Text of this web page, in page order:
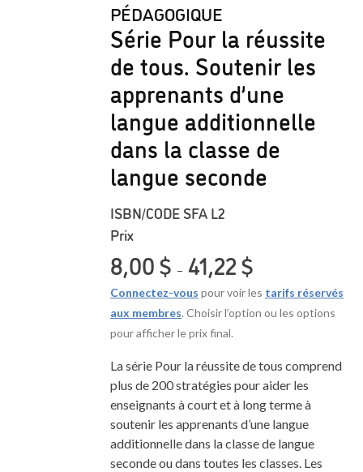
PÉDAGOGIQUE
Série Pour la réussite
de tous. Soutenir les
apprenants d’une
langue additionnelle
dans la classe de
langue seconde
ISBN/CODE SFA L2
Prix
8,00$ – 41,22$
Connectez-vous pour voir les tarifs réservés
aux membres. Choisir l’option ou les options
pour afficher le prix final.
La série Pour la réussite de tous comprend
plus de 200 stratégies pour aider les
enseignants à court et à long terme à
soutenir les apprenants d’une langue
additionnelle dans la classe de langue
seconde ou dans toutes les classes. Les